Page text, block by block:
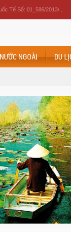
Tế Số: 01_586/2013/...
NGOÀI DU